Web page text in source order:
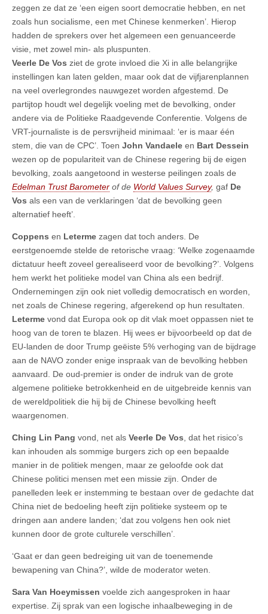
zeggen ze dat ze ‘een eigen soort democratie hebben, en net
zoals hun socialisme, een met Chinese kenmerken’. Hierop
hadden de sprekers over het algemeen een genuanceerde
visie, met zowel min- als pluspunten.
Veerle De Vos ziet de grote invloed die Xi in alle belangrijke
instellingen kan laten gelden, maar ook dat de vijfjarenplannen
na veel overlegrondes nauwgezet worden afgestemd. De
partijtop houdt wel degelijk voeling met de bevolking, onder
andere via de Politieke Raadgevende Conferentie. Volgens de
VRT-journaliste is de persvrijheid minimaal: ‘er is maar één
stem, die van de CPC’. Toen John Vandaele en Bart Dessein
wezen op de populariteit van de Chinese regering bij de eigen
bevolking, zoals aangetoond in westerse peilingen zoals de
Edelman Trust Barometer of de World Values Survey, gaf De
Vos als een van de verklaringen ‘dat de bevolking geen
alternatief heeft’.
Coppens en Leterme zagen dat toch anders. De
eerstgenoemde stelde de retorische vraag: ‘Welke zogenaamde
dictatuur heeft zoveel gerealiseerd voor de bevolking?’. Volgens
hem werkt het politieke model van China als een bedrijf.
Ondernemingen zijn ook niet volledig democratisch en worden,
net zoals de Chinese regering, afgerekend op hun resultaten.
Leterme vond dat Europa ook op dit vlak moet oppassen niet te
hoog van de toren te blazen. Hij wees er bijvoorbeeld op dat de
EU-landen de door Trump geëiste 5% verhoging van de bijdrage
aan de NAVO zonder enige inspraak van de bevolking hebben
aanvaard. De oud-premier is onder de indruk van de grote
algemene politieke betrokkenheid en de uitgebreide kennis van
de wereldpolitiek die hij bij de Chinese bevolking heeft
waargenomen.
Ching Lin Pang vond, net als Veerle De Vos , dat het risico’s
kan inhouden als sommige burgers zich op een bepaalde
manier in de politiek mengen, maar ze geloofde ook dat
Chinese politici mensen met een missie zijn. Onder de
panelleden leek er instemming te bestaan over de gedachte dat
China niet de bedoeling heeft zijn politieke systeem op te
dringen aan andere landen; ‘dat zou volgens hen ook niet
kunnen door de grote culturele verschillen’.
‘Gaat er dan geen bedreiging uit van de toenemende
bewapening van China?’, wilde de moderator weten.
Sara Van Hoeymissen voelde zich aangesproken in haar
expertise. Zij sprak van een logische inhaalbeweging in de